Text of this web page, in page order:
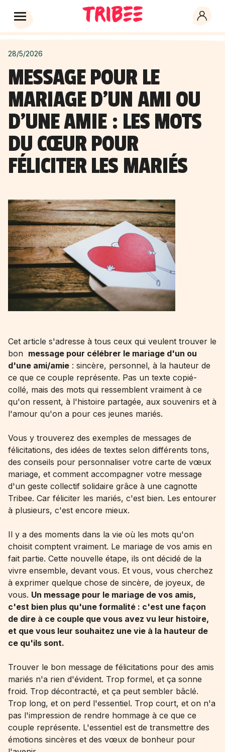
28/5/2026
MESSAGE POUR LE
MARIAGE D'UN AMI OU
D'UNE AMIE : LES MOTS
DU CŒUR POUR
FÉLICITER LES MARIÉS
Cet article s'adresse à tous ceux qui veulent trouver le
bon message pour célébrer le mariage d'un ou
d'une ami/amie : sincère, personnel, à la hauteur de
ce que ce couple représente. Pas un texte copié-
collé, mais des mots qui ressemblent vraiment à ce
qu'on ressent, à l'histoire partagée, aux souvenirs et à
l'amour qu'on a pour ces jeunes mariés.
Vous y trouverez des exemples de messages de
félicitations, des idées de textes selon différents tons,
des conseils pour personnaliser votre carte de vœux
mariage, et comment accompagner votre message
d'un geste collectif solidaire grâce à une cagnotte
Tribee. Car féliciter les mariés, c'est bien. Les entourer
à plusieurs, c'est encore mieux.
Il y a des moments dans la vie où les mots qu'on
choisit comptent vraiment. Le mariage de vos amis en
fait partie. Cette nouvelle étape, ils ont décidé de la
vivre ensemble, devant vous. Et vous, vous cherchez
à exprimer quelque chose de sincère, de joyeux, de
vous. Un message pour le mariage de vos amis,
c'est bien plus qu'une formalité : c'est une façon
de dire à ce couple que vous avez vu leur histoire,
et que vous leur souhaitez une vie à la hauteur de
ce qu'ils sont.
Trouver le bon message de félicitations pour des amis
mariés n'a rien d'évident. Trop formel, et ça sonne
froid. Trop décontracté, et ça peut sembler bâclé.
Trop long, et on perd l'essentiel. Trop court, et on n'a
pas l'impression de rendre hommage à ce que ce
couple représente. L'essentiel est de transmettre des
émotions sincères et des vœux de bonheur pour